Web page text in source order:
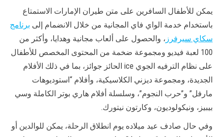
يمكن للأطفال السافرين على متن طيران الإمارات الاستمتاع
باستخدام خدمة الواي فاي المجانية من خلال الانضمام إلى برنامج
سكاي سيرفرز ، والحصول على ألعاب مجانية وهدايا، وأكثر من
100 لعبة فيديو ومجموعة ضخمة من المحتوى المخصص للأطفال
على نظام الترفيه الجوي ice الحائز جوائز، بما في ذلك الأفلام
الجديدة، ومجموعة ديزني الكلاسيكية، وأفلام “استوديوهات
مارفل” و”حرب النجوم”، وسلسلة أفلام هاري بوتر الكاملة وسي
بيبيز، ونيكولوديون، وكارتون نيتورك.
وفي حال صادف عيد ميلاده يوم انطلاق الرحلة، يمكن للوالدين أو